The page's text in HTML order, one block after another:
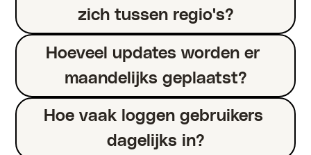
zich tussen regio's?
Hoeveel updates worden er
maandelijks geplaatst?
Hoe vaak loggen gebruikers
dagelijks in?